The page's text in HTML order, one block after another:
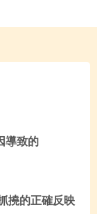
導致的
撓的正確反映